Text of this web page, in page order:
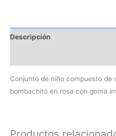
Descripción
Conjunto de niño compuesto de
bombachito en rosa con goma